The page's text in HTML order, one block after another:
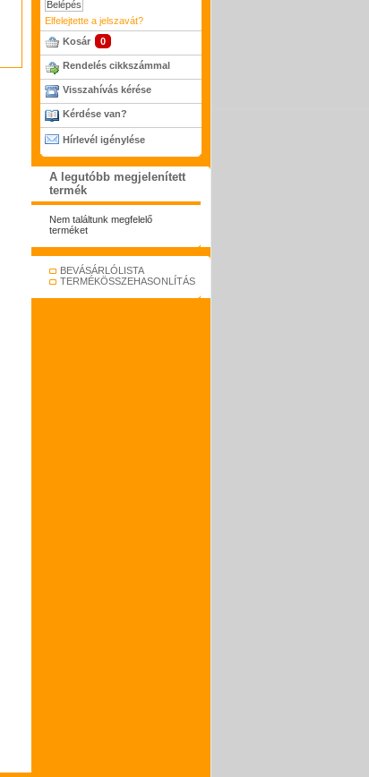
Elfelejtette a jelszavát?
Kosár
0
Rendelés cikkszámmal
Visszahívás kérése
Kérdése van?
Hírlevél igénylése
A legutóbb megjelenített
termék
Nem találtunk megfelelő
terméket
BEVÁSÁRLÓLISTA
TERMÉKÖSSZEHASONLÍTÁS